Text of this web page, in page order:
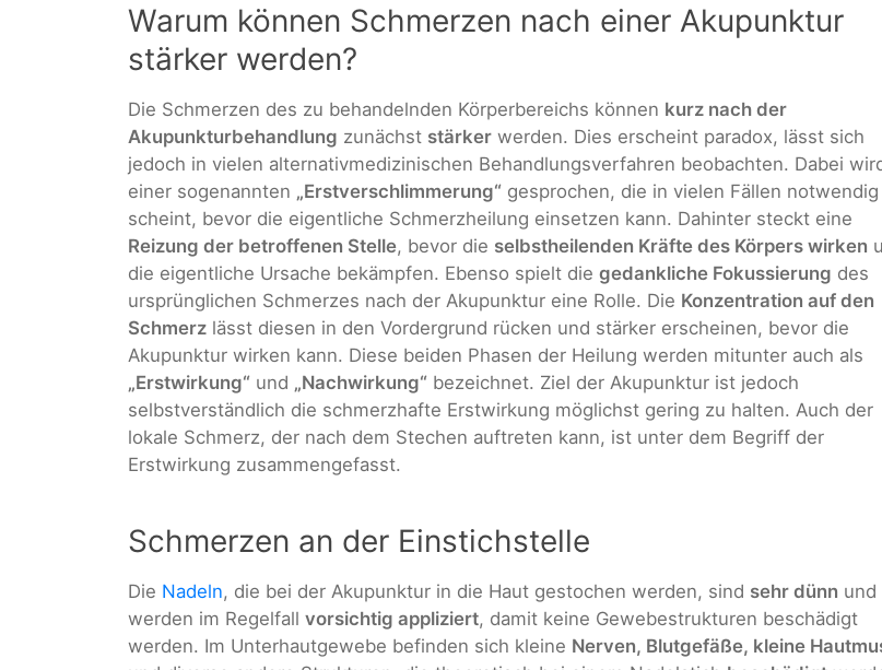
Warum können Schmerzen nach einer Akupunktur
stärker werden?
Die Schmerzen des zu behandelnden Körperbereichs können kurz nach der
Akupunkturbehandlung zunächst stärker werden. Dies erscheint paradox, lässt sich
jedoch in vielen alternativmedizinischen Behandlungsverfahren beobachten. Dabei
einer sogenannten „Erstverschlimmerung“ gesprochen, die in vielen Fällen notwendig
scheint, bevor die eigentliche Schmerzheilung einsetzen kann. Dahinter steckt eine
Reizung der betroffenen Stelle, bevor die selbstheilenden Kräfte des Körpers wirken
die eigentliche Ursache bekämpfen. Ebenso spielt die gedankliche Fokussierung des
ursprünglichen Schmerzes nach der Akupunktur eine Rolle. Die Konzentration auf den
Schmerz lässt diesen in den Vordergrund rücken und stärker erscheinen, bevor die
Akupunktur wirken kann. Diese beiden Phasen der Heilung werden mitunter auch als
„Erstwirkung“ und „Nachwirkung“ bezeichnet. Ziel der Akupunktur ist jedoch
selbstverständlich die schmerzhafte Erstwirkung möglichst gering zu halten. Auch der
lokale Schmerz, der nach dem Stechen auftreten kann, ist unter dem Begriff der
Erstwirkung zusammengefasst.
Schmerzen an der Einstichstelle
Die Nadeln, die bei der Akupunktur in die Haut gestochen werden, sind sehr dünn und
werden im Regelfall vorsichtig appliziert, damit keine Gewebestrukturen beschädigt
werden. Im Unterhautgewebe befinden sich kleine Nerven, Blutgefäße, kleine